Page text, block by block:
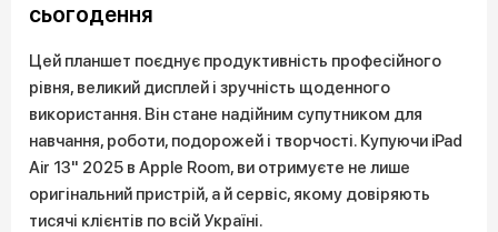
сьогодення
Цей планшет поєднує продуктивність професійного
рівня, великий дисплей і зручність щоденного
використання. Він стане надійним супутником для
навчання, роботи, подорожей і творчості. Купуючи iPad
Air 13" 2025 в Apple Room, ви отримуєте не лише
оригінальний пристрій, а й сервіс, якому довіряють
тисячі клієнтів по всій Україні.